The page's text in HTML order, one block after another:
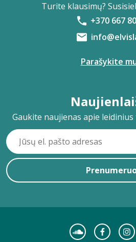
Turite klausimų?
+370 667
Parašykite
Gaukite naujienas apie leidinius